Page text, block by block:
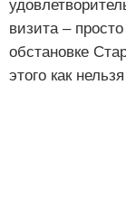
визита –
обстановке
этого как